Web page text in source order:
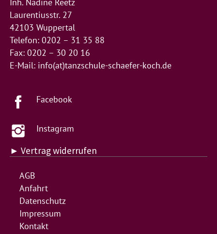
Laurentiusstr. 27
42103 Wuppertal
Telefon: 0202 – 31 35 88
Fax: 0202 – 30 20 16
E-Mail: info(at)tanzschule-schaefer-koch.de
Facebook
Instagram
► Vertrag widerrufen
AGB
Anfahrt
Datenschutz
Impressum
Kontakt